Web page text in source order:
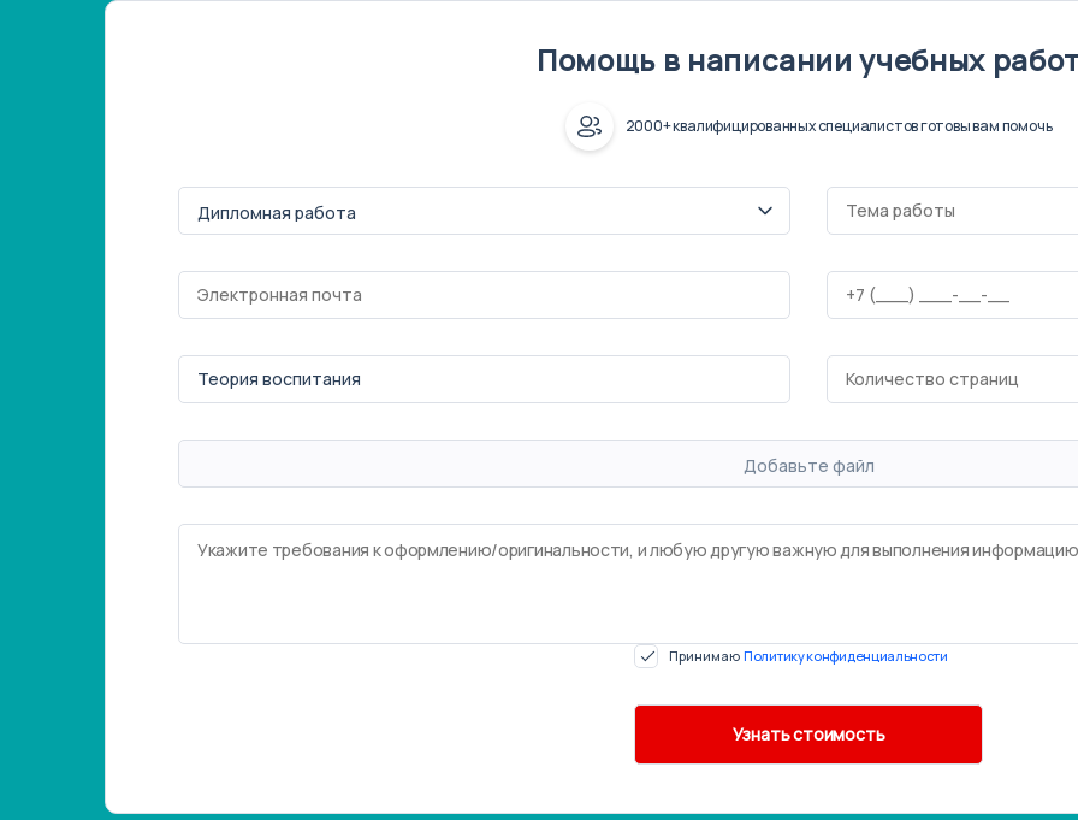
Помощь в написании учебных
2000+ квалифицированных специалистов готовы вам помочь
Добавьте файл
Принимаю Политику конфиденциальности